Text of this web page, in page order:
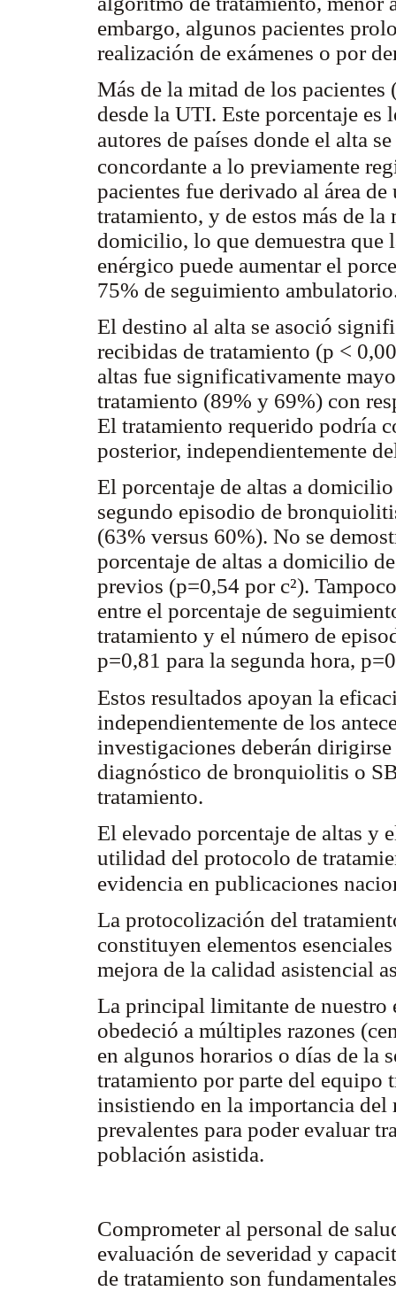
embargo, algunos pacientes
realización de exámenes o por
Más de la mitad de los
desde la UTI. Este porcentaje
autores de países donde el alta
concordante a lo previamente
pacientes fue derivado al área
tratamiento, y de estos más de
domicilio, lo que demuestra que
enérgico puede aumentar el
75% de seguimiento
El destino al alta se asoció
recibidas de tratamiento (p <
altas fue significativamente
tratamiento (89% y 69%) con
El tratamiento requerido podría
posterior, independientemente
El porcentaje de altas a
segundo episodio de
(63% versus 60%). No se
porcentaje de altas a domicilio
previos (p=0,54 por c²).
entre el porcentaje de
tratamiento y el número de
p=0,81 para la segunda hora,
Estos resultados apoyan la
independientemente de los
investigaciones deberán
diagnóstico de bronquiolitis o
tratamiento.
El elevado porcentaje de altas y
utilidad del protocolo de
evidencia en publicaciones
La protocolización del
constituyen elementos
mejora de la calidad asistencial
La principal limitante de nuestro
obedeció a múltiples razones
en algunos horarios o días de la
tratamiento por parte del equipo
insistiendo en la importancia del
prevalentes para poder evaluar
población asistida.
Comprometer al personal de
evaluación de severidad y
de tratamiento son